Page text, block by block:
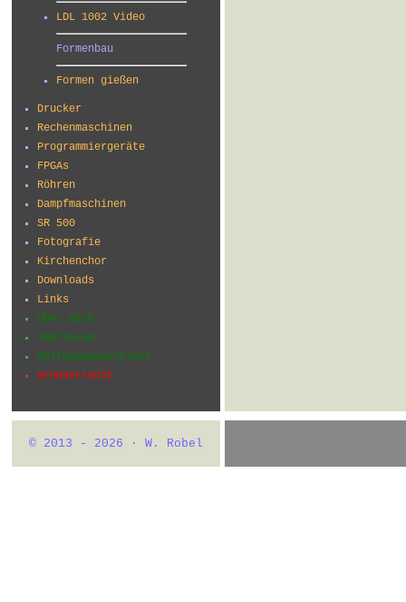
LDL 1002 Video
Formenbau
Formen gießen
Drucker
Rechenmaschinen
Programmiergeräte
FPGAs
Röhren
Dampfmaschinen
SR 500
Fotografie
Kirchenchor
Downloads
Links
Über mich
Impressum
Haftungsausschluss
Urheberrecht
© 2013 - 2026 · W. Robel